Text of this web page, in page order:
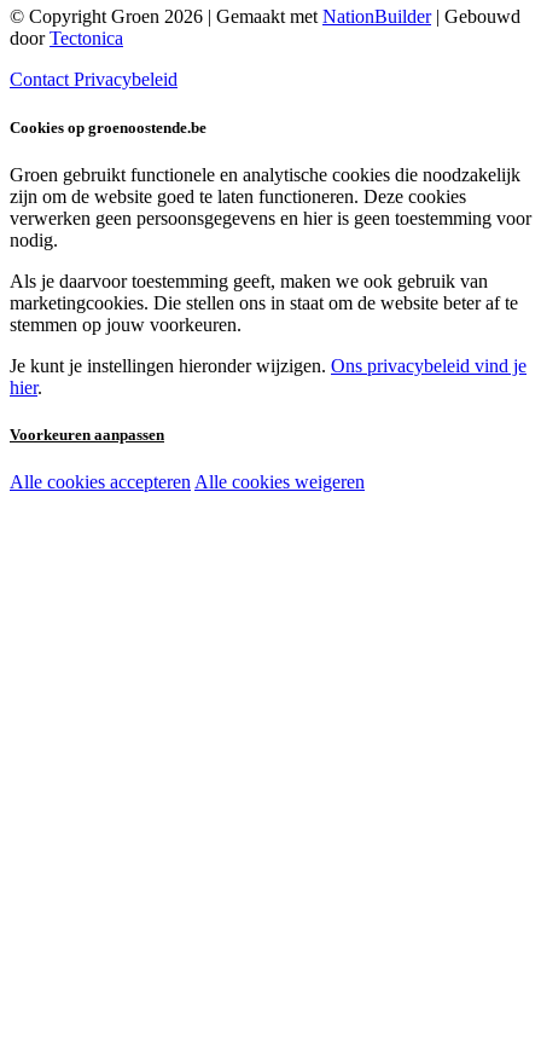
© Copyright Groen 2026 | Gemaakt metNationBuilder| Gebouwd
doorTectonica
ContactPrivacybeleid
Cookies op groenoostende.be
Groen gebruikt functionele en analytische cookies die noodzakelijk
zijn om de website goed te laten functioneren. Deze cookies
verwerken geen persoonsgegevens en hier is geen toestemming voor
nodig.
Als je daarvoor toestemming geeft, maken we ook gebruik van
marketingcookies. Die stellen ons in staat om de website beter af te
stemmen op jouw voorkeuren.
Je kunt je instellingen hieronder wijzigen. Ons privacybeleid vind je
hier.
Voorkeuren aanpassen
Noodzakelijke cookies:
Alle cookies accepteren Alle cookies weigeren